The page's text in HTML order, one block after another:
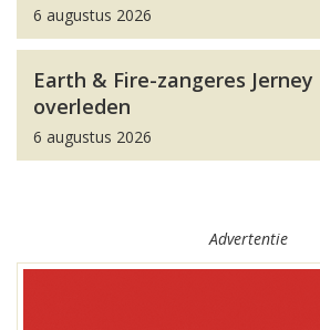
6 augustus 2026
Earth & Fire-zangeres Jerney
overleden
6 augustus 2026
Advertentie